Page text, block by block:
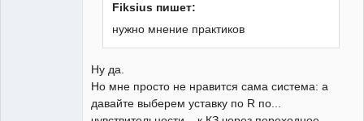
Fiksius пишет:
нужно мнение практиков
Ну да.
Но мне просто не нравится сама система: а
давайте выберем уставку по R по...